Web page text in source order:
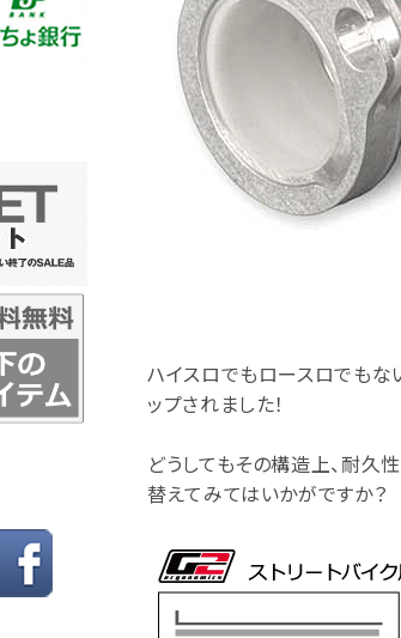
ハイスロでもロースロでもな
ップされました！
どうしてもその構造上、耐久
替えてみてはいかがですか？